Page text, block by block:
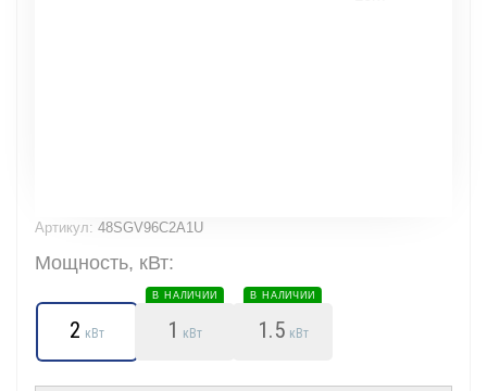
Артикул: 48SGV96C2A1U
Мощность, кВт:
2 кВт 1
В НАЛИЧИИ
кВт 1.5
В НАЛИЧИИ
кВт